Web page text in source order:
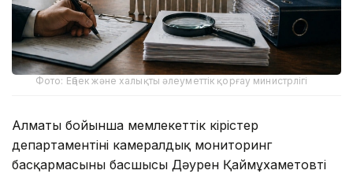
Фото: Еңбек және халықты әлеуметтік қорғау министрлігі
Алматы бойынша мемлекеттік кірістер
департаментінің камералдық мониторинг
басқармасының басшысы Дәурен Қаймұхаметовтің